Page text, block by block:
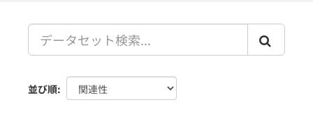
並び順